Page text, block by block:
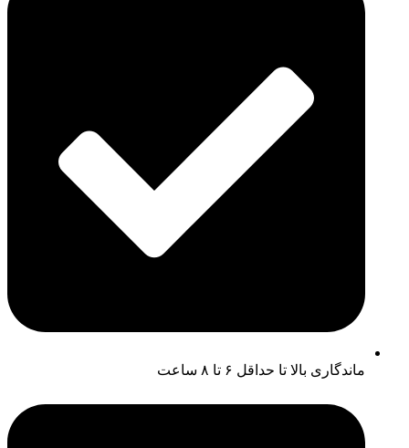
ماندگاری بالا تا حداقل ۶ تا ۸ ساعت